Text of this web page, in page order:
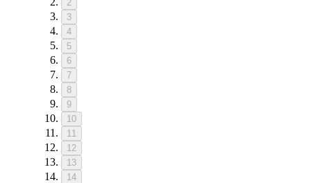
2
3
4
5
6
7
8
9
10
11
12
13
14